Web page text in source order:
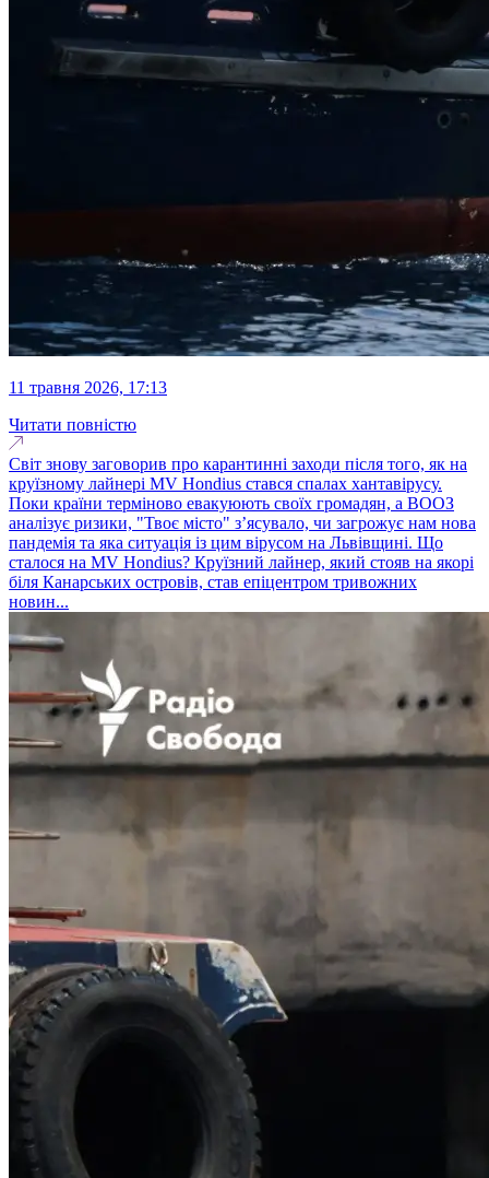
11 травня 2026, 17:13
Читати повністю
Світ знову заговорив про карантинні заходи після того, як на
круїзному лайнері MV Hondius стався спалах хантавірусу.
Поки країни терміново евакуюють своїх громадян, а ВООЗ
аналізує ризики, "Твоє місто" з’ясувало, чи загрожує нам нова
пандемія та яка ситуація із цим вірусом на Львівщині. Що
сталося на MV Hondius? Круїзний лайнер, який стояв на якорі
біля Канарських островів, став епіцентром тривожних
новин...